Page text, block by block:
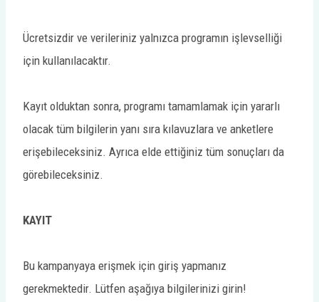
Ücretsizdir ve verileriniz yalnızca programın işlevselliği
için kullanılacaktır.
Kayıt olduktan sonra, programı tamamlamak için yararlı
olacak tüm bilgilerin yanı sıra kılavuzlara ve anketlere
erişebileceksiniz. Ayrıca elde ettiğiniz tüm sonuçları da
görebileceksiniz.
KAYIT
Bu kampanyaya erişmek için giriş yapmanız
gerekmektedir. Lütfen aşağıya bilgilerinizi girin!